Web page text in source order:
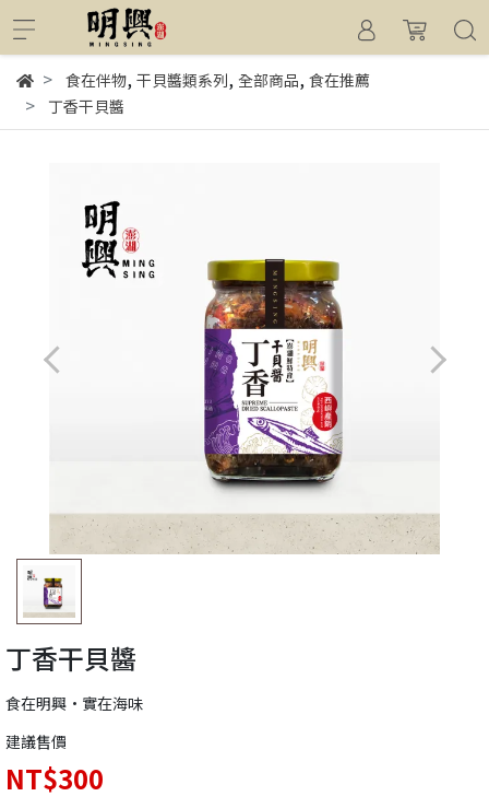
食在伴物, 干貝醬類系列, 全部商品, 食在推薦
丁香干貝醬
丁香干貝醬
食在明興•實在海味
建議售價
NT$300